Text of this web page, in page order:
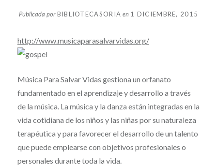
Publicada porBIBLIOTECASORIA en 1 DICIEMBRE, 2015
http://www.musicaparasalvarvidas.org/
Música Para Salvar Vidas gestiona un orfanato
fundamentado en el aprendizaje y desarrollo a través
de la música. La música y la danza están integradas en la
vida cotidiana de los niños y las niñas por su naturaleza
terapéutica y para favorecer el desarrollo de un talento
que puede emplearse con objetivos profesionales o
personales durante toda la vida.